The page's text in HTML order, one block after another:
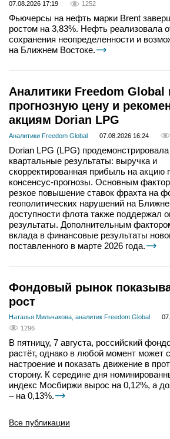
07.08.2026 17:19
1252
Фьючерсы на нефть марки Brent
ростом на 3,83%. Нефть реализовала
сохранения неопределенности и
на Ближнем Востоке.
Аналитики Freedom
прогнозную цену и
акциям Dorian LPG
Аналитики Freedom Global 07.08.2026 16:24
Dorian LPG (LPG)
квартальные результаты: выручка и
скорректированная прибыль на акцию
консенсус-прогнозы. Основным
резкое повышение ставок фрахта на
геополитических нарушений на
доступности флота также поддержал
результаты. Дополнительным
вклада в финансовые результаты
поставленного в марте 2026 года.
Фондовый рынок
рост
Наталья Мильчакова, аналитик Freedom Global
1296
В пятницу, 7 августа, российский
растёт, однако в любой момент может
настроение и показать движение в
сторону. К середине дня
индекс Мосбиржи вырос на 0,12%, а
– на 0,13%.
Все публикации